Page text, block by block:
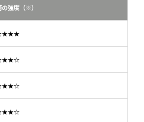
の強度（※）